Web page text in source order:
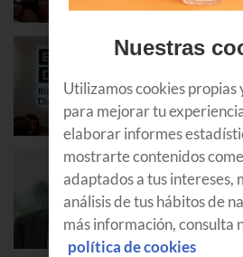
¡Bienvenidos
Digital
para
Bilbao
APRENDE
Álex Rayón,
innovación:
antes donde
poco”
EMPRESAS
Nuestras
Utilizamos cookies propias
para mejorar tu
elaborar informes
mostrarte contenidos
adaptados a tus intereses,
análisis de tus hábitos de
más información, consulta
política de cookies